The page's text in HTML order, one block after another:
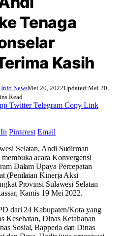
Tenaga
Kasih
NewsMei 20, 2022Updated:Mei 20,
Read
Twitter Telegram Copy Link
Pinterest Email
Selatan, Andi Sudirman
acara Konvergensi
Dalam Upaya Percepatan
(Penilaian Kinerja Aksi
Provinsi Sulawesi Selatan
Kamis 19 Mei 2022.
dari 24 Kabupaten/Kota yang
Kesehatan, Dinas Ketahanan
Sosial, Bappeda dan Dinas